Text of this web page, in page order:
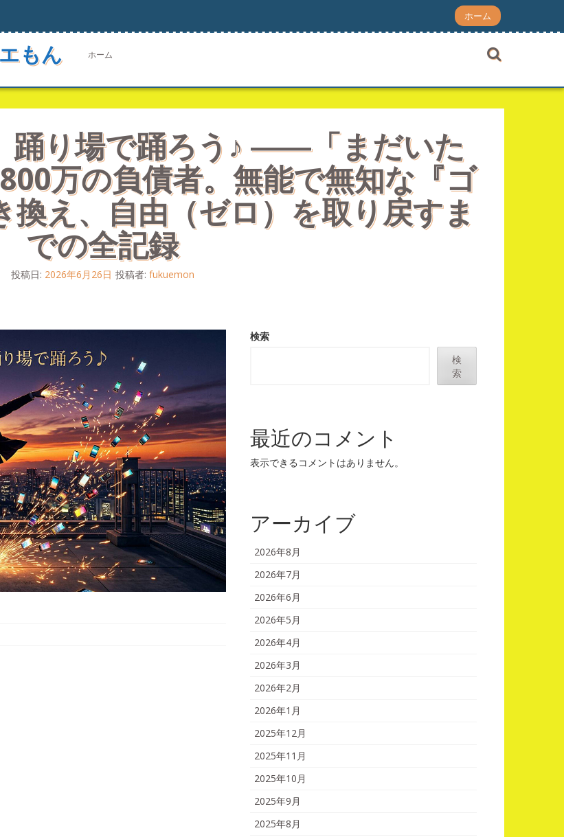
ホーム
もん ホーム
踊り場で踊ろう♪ ――「まだいた
万の負債者。無能で無知な『ゴ
換え、自由（ゼロ）を取り戻すま
での全記録
投稿日: 2026年6月26日 投稿者: fukuemon
検索
検
索
最近のコメント
表示できるコメントはありません。
アーカイブ
2026年8月
2026年7月
2026年6月
2026年5月
2026年4月
2026年3月
2026年2月
2026年1月
2025年12月
2025年11月
2025年10月
2025年9月
2025年8月